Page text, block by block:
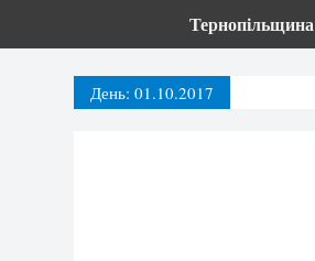
Тернопільщина
День: 01.10.2017